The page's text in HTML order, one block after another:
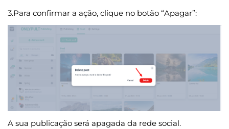
3.Para confirmar a ação, clique no botão “Apagar”:
A sua publicação será apagada da rede social.